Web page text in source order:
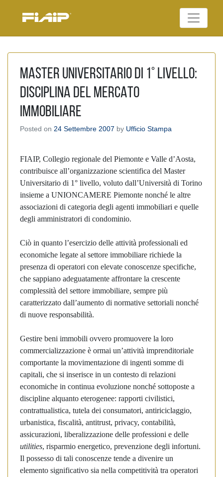
Federazione Italiana
MASTER UNIVERSITARIO DI 1° LIVELLO:
DISCIPLINA DEL MERCATO
IMMOBILIARE
Posted on 24 Settembre 2007 by Ufficio Stampa
FIAIP, Collegio regionale del Piemonte e Valle d’Aosta,
contribuisce all’organizzazione scientifica del Master
Universitario di 1° livello, voluto dall’Università di Torino
insieme a UNIONCAMERE Piemonte nonché le altre
associazioni di categoria degli agenti immobiliari e quelle
degli amministratori di condominio.
Ciò in quanto l’esercizio delle attività professionali ed
economiche legate al settore immobiliare richiede la
presenza di operatori con elevate conoscenze specifiche,
che sappiano adeguatamente affrontare la crescente
complessità del settore immobiliare, sempre più
caratterizzato dall’aumento di normative settoriali nonché
di nuove responsabilità.
Gestire beni immobili ovvero promuovere la loro
commercializzazione è ormai un’attività imprenditoriale
comportante la movimentazione di ingenti somme di
capitali, che si inserisce in un contesto di relazioni
economiche in continua evoluzione nonché sottoposte a
discipline alquanto eterogenee: rapporti civilistici,
contrattualistica, tutela dei consumatori, antiriciclaggio,
urbanistica, fiscalità, antitrust, privacy, contabilità,
assicurazioni, liberalizzazione delle professioni e delle
utilities, risparmio energetico, prevenzione degli infortuni.
Il possesso di tali conoscenze tende a divenire un
elemento significativo sia nella competitività tra operatori